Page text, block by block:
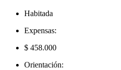
Habitada
Expensas:
$ 458.000
Orientación: